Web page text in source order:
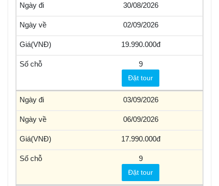
30/08/2026
02/09/2026
19.990.000
9
Đặt tour
03/09/2026
06/09/2026
17.990.000
9
Đặt tour